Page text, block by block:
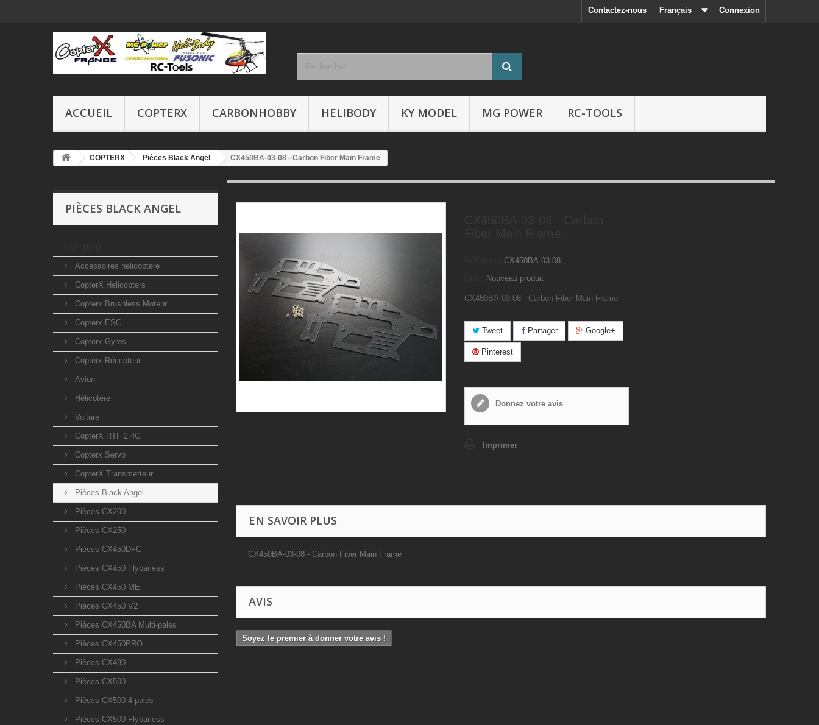
Connexion
Français
Contactez-nous
ACCUEIL COPTERX CARBONHOBBY HELIBODY KY MODEL MG POWER RC-TOOLS
COPTERX Pièces Black Angel CX450BA-03-08 - Carbon Fiber Main Frame
PIÈCES BLACK ANGEL
Accessoires helicoptere
CopterX Helicopters
Copterx Brushless Moteur
Copterx ESC
Copterx Gyros
Copterx Récepteur
Avion
Hélicotère
Voiture
CopterX RTF 2.4G
Copterx Servo
CopterX Transmetteur
Pièces Black Angel
Pièces CX200
Pièces CX250
Pièces CX450DFC
Pièces CX450 Flybarless
Pièces CX450 ME
Pièces CX450 V2
Pièces CX450BA Multi-pales
Pièces CX450PRO
Pièces CX480
Pièces CX500
Pièces CX500 4 pales
Pièces CX500 Flybarless
CX450BA-03-08
Nouveau produit
CX450BA-03-08 - Carbon Fiber Main Frame
Tweet Partager Google+
Pinterest
Donnez votre avis
Imprimer
EN SAVOIR PLUS
CX450BA-03-08 - Carbon Fiber Main Frame
AVIS
Soyez le premier à donner votre avis !